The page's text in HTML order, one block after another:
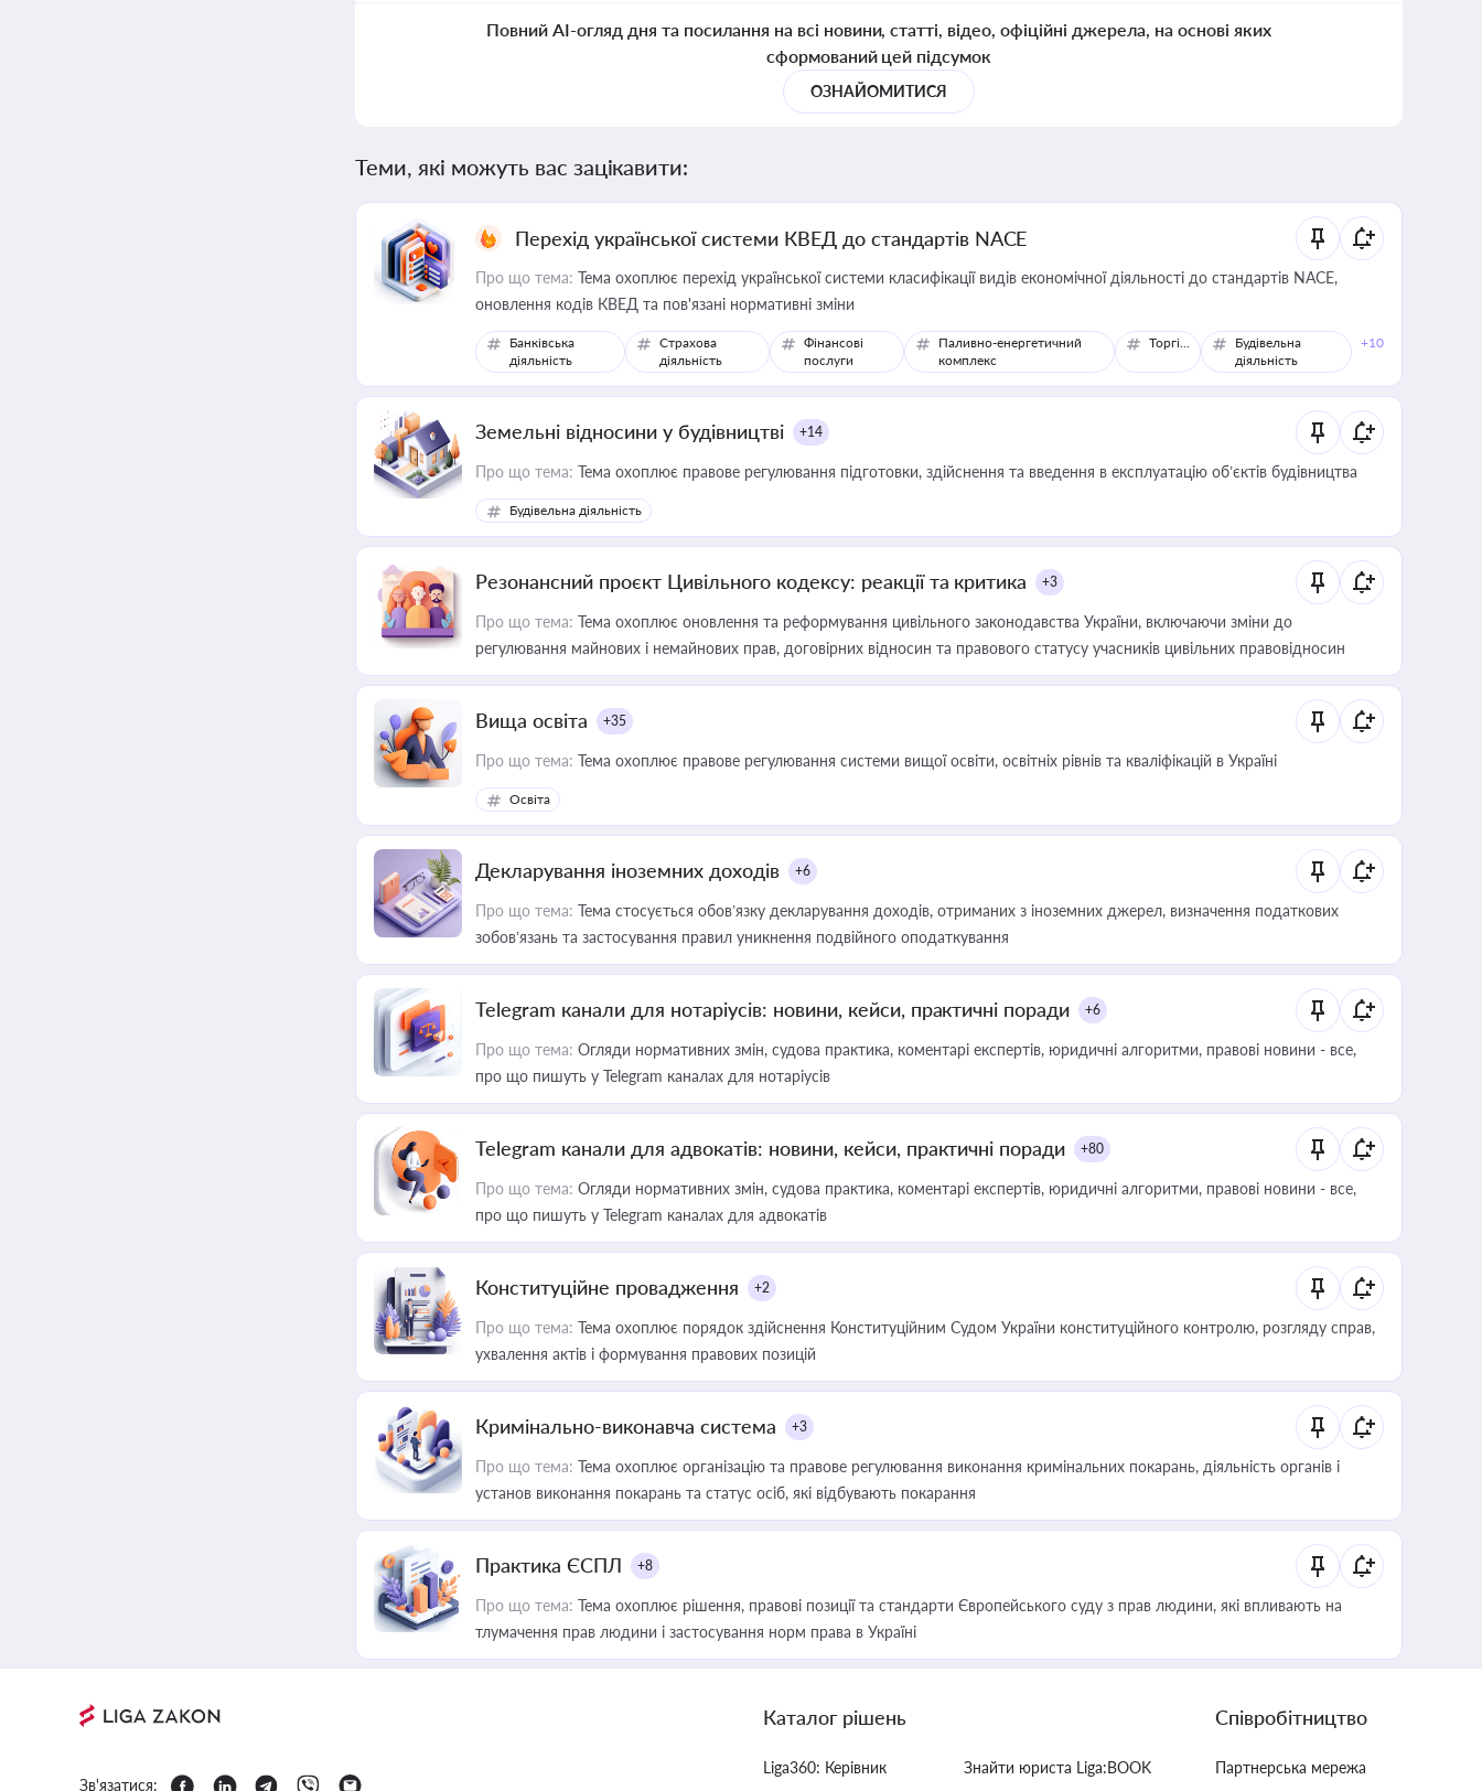
Повний AI-огляд дня та посилання на всі новини, статті, відео, офіційні джерела, на основі яких
сформований цей підсумок
ОЗНАЙОМИТИСЯ
Теми, які можуть вас зацікавити:
Перехід української системи КВЕД до стандартів NACE
Про що тема: Тема охоплює перехід української системи класифікації видів економічної діяльності до стандартів NACE,
оновлення кодів КВЕД та пов'язані нормативні зміни
Банківська
діяльність
Страхова
діяльність
Фінансові
послуги
Паливно-енергетичний
комплекс
Торгівля
Будівельна
діяльність
+10
Земельні відносини у будівництві +14
Про що тема: Тема охоплює правове регулювання підготовки, здійснення та введення в експлуатацію об’єктів будівництва
Будівельна діяльність
Резонансний проєкт Цивільного кодексу: реакції та критика +3
Про що тема: Тема охоплює оновлення та реформування цивільного законодавства України, включаючи зміни до
регулювання майнових і немайнових прав, договірних відносин та правового статусу учасників цивільних правовідносин
Вища освіта +35
Про що тема: Тема охоплює правове регулювання системи вищої освіти, освітніх рівнів та кваліфікацій в Україні
Освіта
Декларування іноземних доходів +6
Про що тема: Тема стосується обов’язку декларування доходів, отриманих з іноземних джерел, визначення податкових
зобов’язань та застосування правил уникнення подвійного оподаткування
Telegram канали для нотаріусів: новини, кейси, практичні поради +6
Про що тема: Огляди нормативних змін, судова практика, коментарі експертів, юридичні алгоритми, правові новини - все,
про що пишуть у Telegram каналах для нотаріусів
Telegram канали для адвокатів: новини, кейси, практичні поради +80
Про що тема: Огляди нормативних змін, судова практика, коментарі експертів, юридичні алгоритми, правові новини - все,
про що пишуть у Telegram каналах для адвокатів
Конституційне провадження +2
Про що тема: Тема охоплює порядок здійснення Конституційним Судом України конституційного контролю, розгляду справ,
ухвалення актів і формування правових позицій
Кримінально-виконавча система +3
Про що тема: Тема охоплює організацію та правове регулювання виконання кримінальних покарань, діяльність органів і
установ виконання покарань та статус осіб, які відбувають покарання
Практика ЄСПЛ +8
Про що тема: Тема охоплює рішення, правові позиції та стандарти Європейського суду з прав людини, які впливають на
тлумачення прав людини і застосування норм права в Україні
Зв'язатися:
Каталог рішень
Liga360: Керівник Знайти юриста Liga:BOOK
Співробітництво
Партнерська мережа